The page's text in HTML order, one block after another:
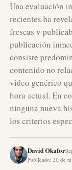
Una evaluación
recientes ha
frescas y
publicación
consiste
contenido no
video genérico
hora actual. En
ninguna nueva
los criterios
David Okafor
Publicado: 20 de